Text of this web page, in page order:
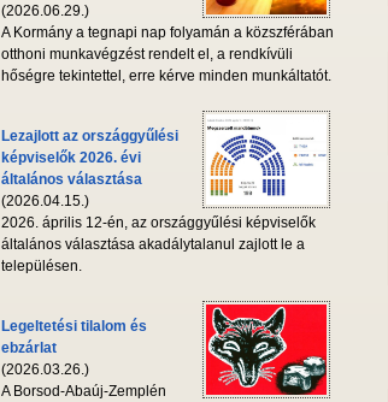
(2026.06.29.)
A Kormány a tegnapi nap folyamán a közszférában
otthoni munkavégzést rendelt el, a rendkívüli
hőségre tekintettel, erre kérve minden munkáltatót.
Lezajlott az országgyűlési
képviselők 2026. évi
általános választása
(2026.04.15.)
2026. április 12-én, az országgyűlési képviselők
általános választása akadálytalanul zajlott le a
településen.
Legeltetési tilalom és
ebzárlat
(2026.03.26.)
A Borsod-Abaúj-Zemplén